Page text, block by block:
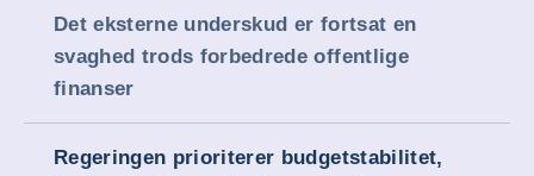
Det eksterne underskud er fortsat en
svaghed trods forbedrede offentlige
finanser
Regeringen prioriterer budgetstabilitet,